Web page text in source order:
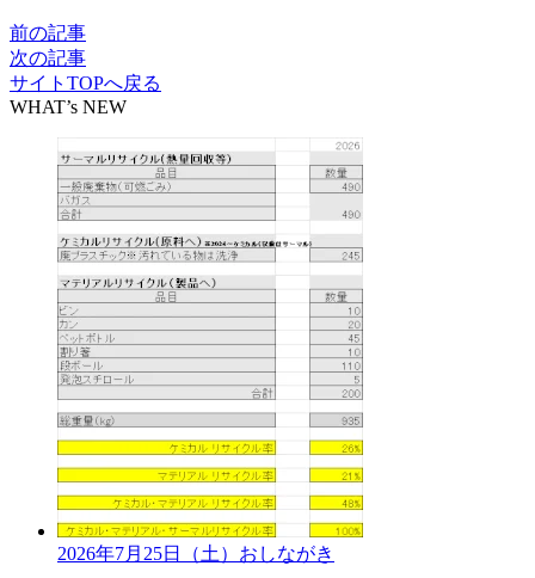
前の記事
次の記事
サイトTOPへ戻る
WHAT’s NEW
2026年7月25日（土）おしながき